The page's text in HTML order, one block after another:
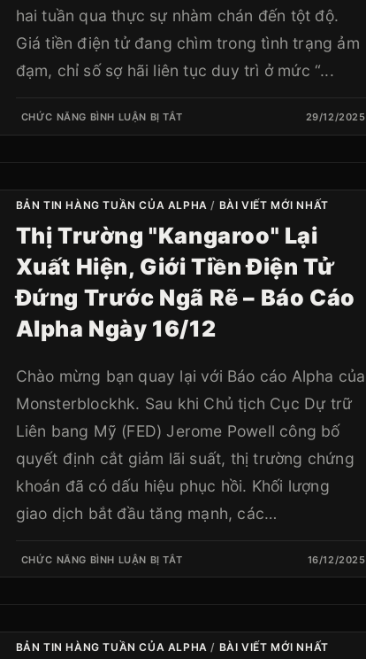
hai tuần qua thực sự nhàm chán đến tột độ.
Giá tiền điện tử đang chìm trong tình trạng ảm
đạm, chỉ số sợ hãi liên tục duy trì ở mức “...
CHỨC NĂNG BÌNH LUẬN BỊ TẮT 29/12/2025
BẢN TIN HÀNG TUẦN CỦA ALPHA / BÀI VIẾT MỚI NHẤT
Thị Trường "kangaroo" Lại
Xuất Hiện, Giới Tiền Điện Tử
Đứng Trước Ngã Rẽ – Báo Cáo
Alpha Ngày 16/12
Chào mừng bạn quay lại với Báo cáo Alpha của
Monsterblockhk. Sau khi Chủ tịch Cục Dự trữ
Liên bang Mỹ (FED) Jerome Powell công bố
quyết định cắt giảm lãi suất, thị trường chứng
khoán đã có dấu hiệu phục hồi. Khối lượng
giao dịch bắt đầu tăng mạnh, các…
CHỨC NĂNG BÌNH LUẬN BỊ TẮT 16/12/2025
BẢN TIN HÀNG TUẦN CỦA ALPHA / BÀI VIẾT MỚI NHẤT